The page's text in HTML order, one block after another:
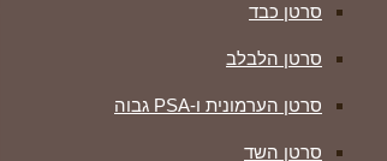
סרטן כבד
סרטן הלבלב
סרטן הערמונית ו-PSA גבוה
סרטן השד